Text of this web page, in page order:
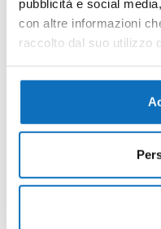
pubblicità e social
con altre informazioni
raccolto dal suo utilizzo